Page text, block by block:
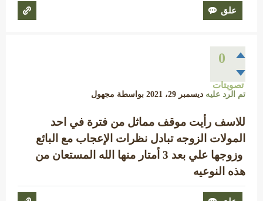
0
تصويتات
تم الرد عليه ديسمبر 29، 2021 بواسطة مجهول
للاسف رأيت موقف مماثل من فترة في احد
المولات الزوجه تبادل نظرات الإعجاب مع البائع
وزوجها علي بعد 3 أمتار منها الله المستعان من
هذه النوعيه